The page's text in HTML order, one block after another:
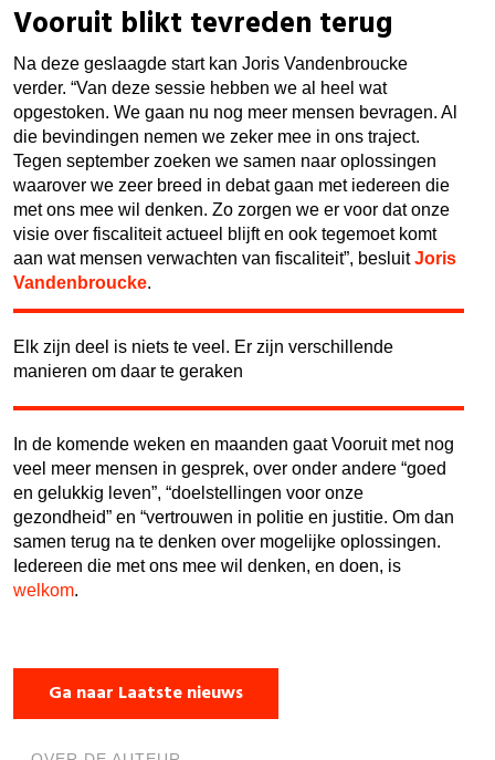
Vooruit blikt tevreden terug
Na deze geslaagde start kan Joris Vandenbroucke
verder. “Van deze sessie hebben we al heel wat
opgestoken. We gaan nu nog meer mensen bevragen. Al
die bevindingen nemen we zeker mee in ons traject.
Tegen september zoeken we samen naar oplossingen
waarover we zeer breed in debat gaan met iedereen die
met ons mee wil denken. Zo zorgen we er voor dat onze
visie over fiscaliteit actueel blijft en ook tegemoet komt
aan wat mensen verwachten van fiscaliteit”, besluitJoris
Vandenbroucke.
Elk zijn deel is niets te veel. Er zijn verschillende
manieren om daar te geraken
In de komende weken en maanden gaat Vooruit met nog
veel meer mensen in gesprek, over onder andere “goed
en gelukkig leven”, “doelstellingen voor onze
gezondheid” en “vertrouwen in politie en justitie. Om dan
samen terug na te denken over mogelijke oplossingen.
Iedereen die met ons mee wil denken, en doen, is
welkom.
Ga naar Laatste nieuws